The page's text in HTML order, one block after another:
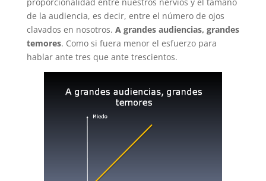
de la audiencia, es decir, entre el número de ojos
clavados en nosotros. A grandes audiencias, grandes
temores. Como si fuera menor el esfuerzo para
hablar ante tres que ante trescientos.